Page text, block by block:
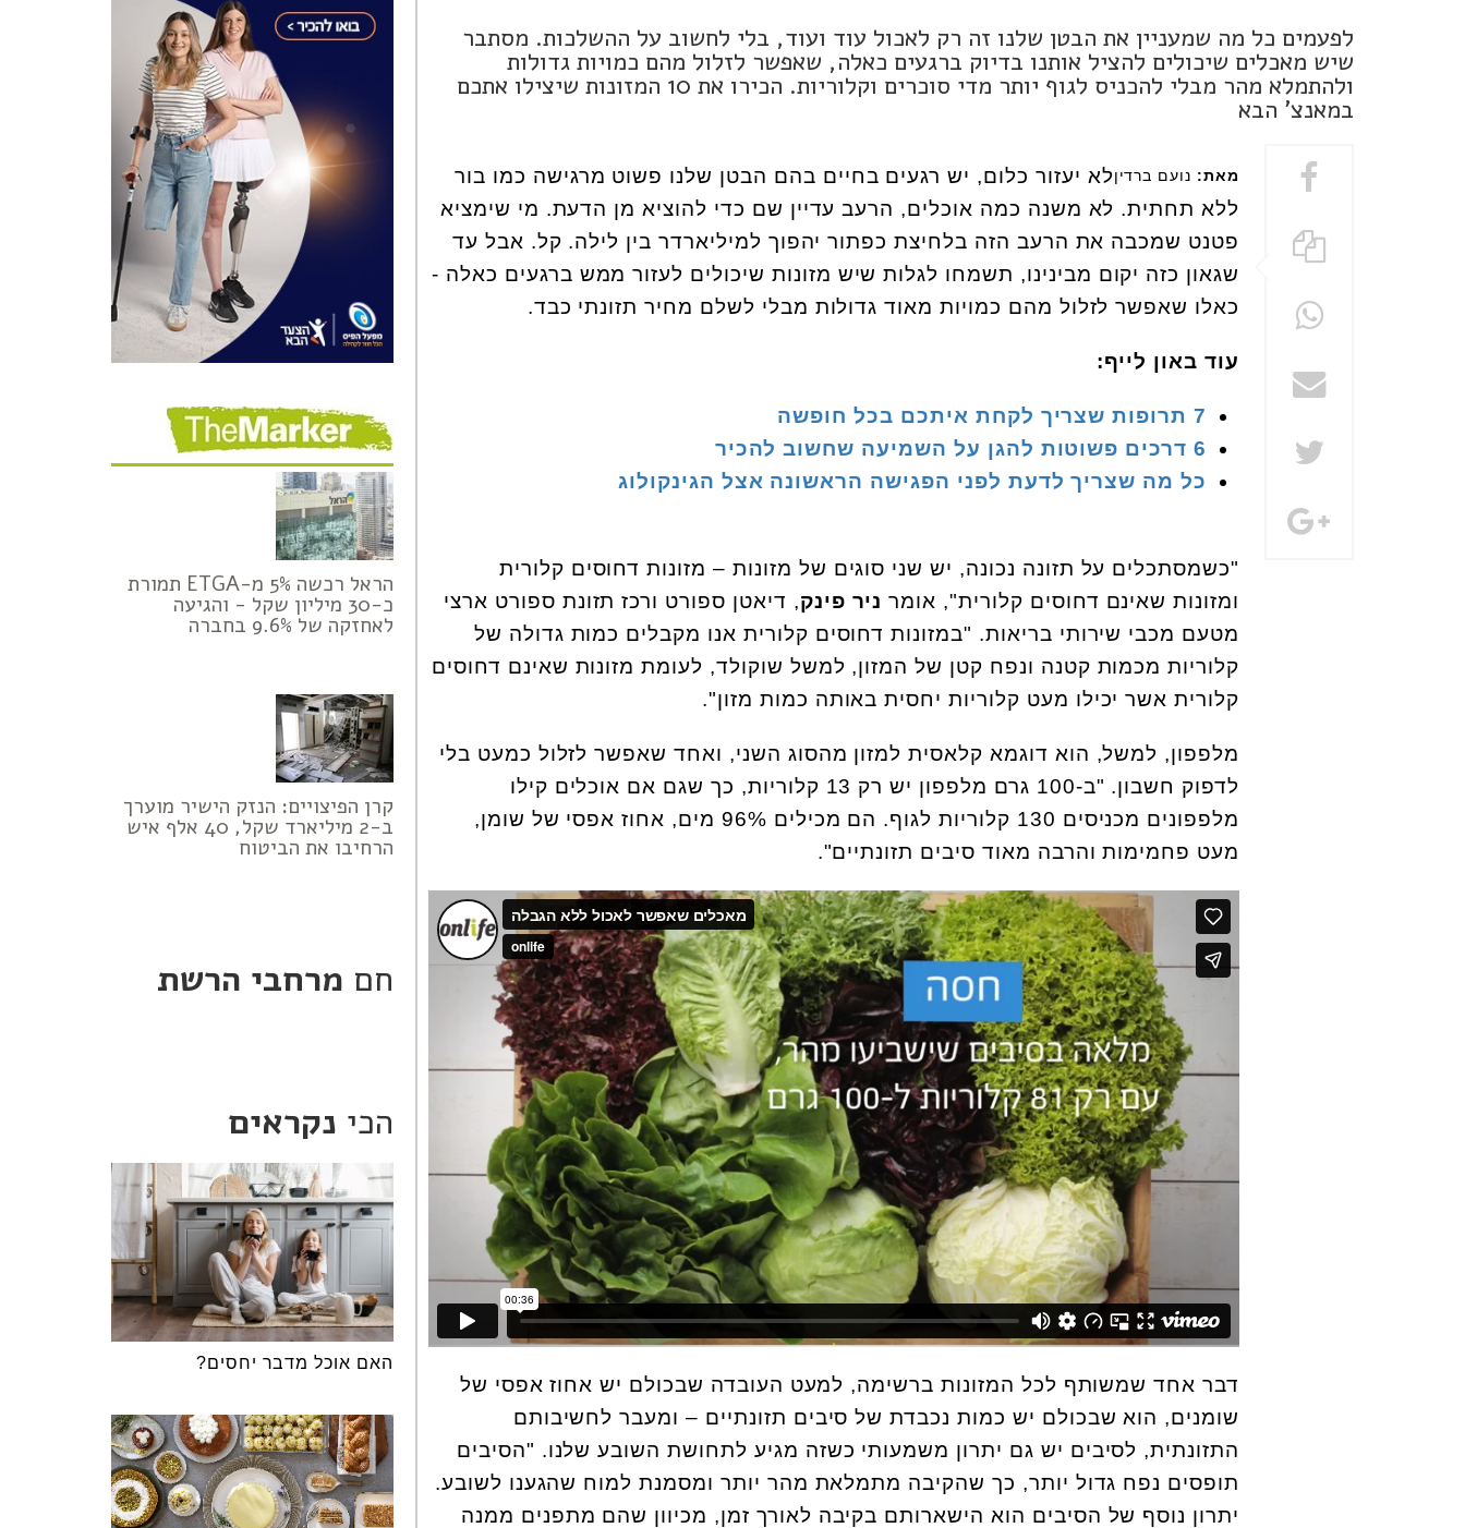
לפעמים כל מה שמעניין את הבטן שלנו זה רק לאכול עוד ועוד, בלי לחשוב על ההשלכות. מסתבר
שיש מאכלים שיכולים להציל אותנו בדיוק ברגעים כאלה, שאפשר לזלול מהם כמויות גדולות
ולהתמלא מהר מבלי להכניס לגוף יותר מדי סוכרים וקלוריות. הכירו את 10 המזונות שיצילו אתכם
במאנצ' הבא
מאת: נועם ברדיןלא יעזור כלום, יש רגעים בחיים בהם הבטן שלנו פשוט מרגישה כמו בור
ללא תחתית. לא משנה כמה אוכלים, הרעב עדיין שם כדי להוציא מן הדעת. מי שימציא
פטנט שמכבה את הרעב הזה בלחיצת כפתור יהפוך למיליארדר בין לילה. קל. אבל עד
שגאון כזה יקום מבינינו, תשמחו לגלות שיש מזונות שיכולים לעזור ממש ברגעים כאלה -
כאלו שאפשר לזלול מהם כמויות מאוד גדולות מבלי לשלם מחיר תזונתי כבד.
עוד באון לייף:
7 תרופות שצריך לקחת איתכם בכל חופשה
6 דרכים פשוטות להגן על השמיעה שחשוב להכיר
כל מה שצריך לדעת לפני הפגישה הראשונה אצל הגינקולוג
"כשמסתכלים על תזונה נכונה, יש שני סוגים של מזונות – מזונות דחוסים קלורית
ומזונות שאינם דחוסים קלורית", אומר ניר פינק, דיאטן ספורט ורכז תזונת ספורט ארצי
מטעם מכבי שירותי בריאות. "במזונות דחוסים קלורית אנו מקבלים כמות גדולה של
קלוריות מכמות קטנה ונפח קטן של המזון, למשל שוקולד, לעומת מזונות שאינם דחוסים
קלורית אשר יכילו מעט קלוריות יחסית באותה כמות מזון".
מלפפון, למשל, הוא דוגמא קלאסית למזון מהסוג השני, ואחד שאפשר לזלול כמעט בלי
לדפוק חשבון. "ב-100 גרם מלפפון יש רק 13 קלוריות, כך שגם אם אוכלים קילו
מלפפונים מכניסים 130 קלוריות לגוף. הם מכילים 96% מים, אחוז אפסי של שומן,
מעט פחמימות והרבה מאוד סיבים תזונתיים".
דבר אחד שמשותף לכל המזונות ברשימה, למעט העובדה שבכולם יש אחוז אפסי של
שומנים, הוא שבכולם יש כמות נכבדת של סיבים תזונתיים – ומעבר לחשיבותם
התזונתית, לסיבים יש גם יתרון משמעותי כשזה מגיע לתחושת השובע שלנו. "הסיבים
תופסים נפח גדול יותר, כך שהקיבה מתמלאת מהר יותר ומסמנת למוח שהגענו לשובע.
יתרון נוסף של הסיבים הוא הישארותם בקיבה לאורך זמן, מכיוון שהם מתפנים ממנה
הראל רכשה 5% מ-ETGA תמורת
כ-30 מיליון שקל - והגיעה
לאחזקה של 9.6% בחברה
קרן הפיצויים: הנזק הישיר מוערך
ב-2 מיליארד שקל, 40 אלף איש
הרחיבו את הביטוח
חם מרחבי הרשת
הכי נקראים
האם אוכל מדבר יחסים?